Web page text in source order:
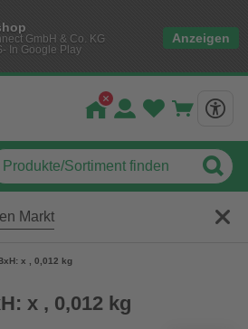
GmbH & Co. KG
In Google Play
Anzeigen
Markt
x , 0,012 kg
x , 0,012 kg